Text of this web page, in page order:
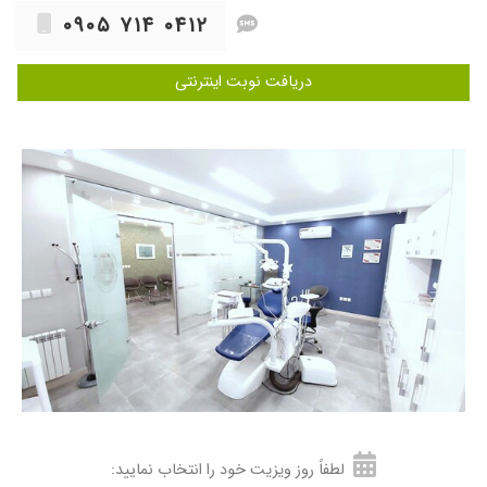
گفتن بایدد ایمپلنت شه
پرکردن ریشه
فرستاد که با معاینه سریع متوجه شدن که مشکلی
ندارم.ممنونم از دکتر جوان و باهوش.
عالی بودند
فوق العاده ۱۴۰۴/۱۰/۱۳
۱۴۰۳/۰۹/۲۴
برای عصب کشی دندانم مراجعه کردم، دستشون
بسیار سبک بود و سریع و بدون درد کارم رو انجام
دادند. تجهیزات مطب خیلی به روز و تمیز بود و همه
وسایل پک شده و استریل بود که برام باز کردند.
خییلی هم مهربون و بااخلاق هستند.
عصب کشی
واقعا خوب بود رفتارشونم خیلی خوب بود
۰۹۰۵ ۷۱۴ ۰۴۱۲
دریافت نوبت اینترنتی
لطفاً روز ویزیت خود را انتخاب نمایید: